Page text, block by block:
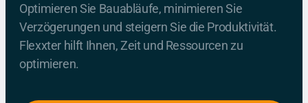
Optimieren Sie Bauabläufe, minimieren Sie
Verzögerungen und steigern Sie die Produktivität.
Flexxter hilft Ihnen, Zeit und Ressourcen zu
optimieren.